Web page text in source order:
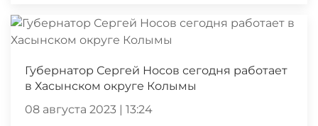
Губернатор Сергей Носов сегодня работает
в Хасынском округе Колымы
08 августа 2023 | 13:24